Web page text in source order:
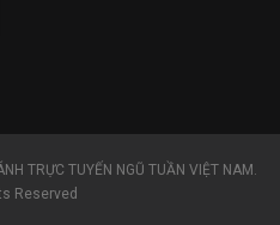
TRỰC TUYẾN NGŨ TUẦN VIỆT NAM.
Reserved